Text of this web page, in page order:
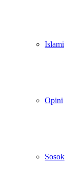
Islami
Opini
Sosok